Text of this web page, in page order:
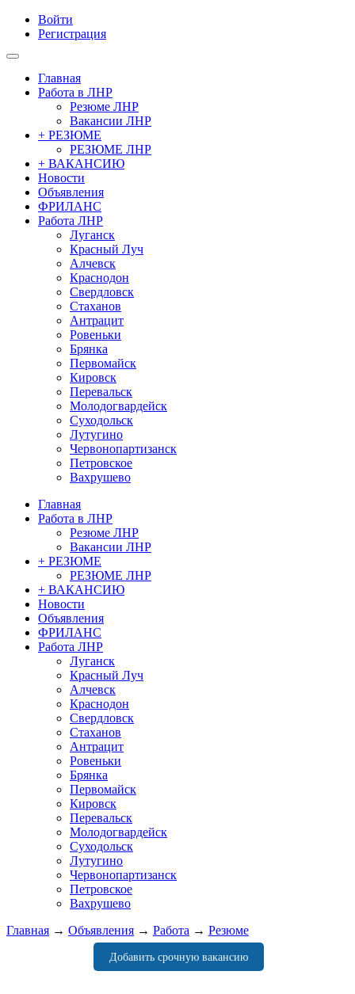
Войти
Регистрация
Главная
Работа в ЛНР
Резюме ЛНР
Вакансии ЛНР
+ РЕЗЮМЕ
РЕЗЮМЕ ЛНР
+ ВАКАНСИЮ
Новости
Объявления
ФРИЛАНС
Работа ЛНР
Луганск
Красный Луч
Алчевск
Краснодон
Свердловск
Стаханов
Антрацит
Ровеньки
Брянка
Первомайск
Кировск
Перевальск
Молодогвардейск
Суходольск
Лутугино
Червонопартизанск
Петровское
Вахрушево
Главная
Работа в ЛНР
Резюме ЛНР
Вакансии ЛНР
+ РЕЗЮМЕ
РЕЗЮМЕ ЛНР
+ ВАКАНСИЮ
Новости
Объявления
ФРИЛАНС
Работа ЛНР
Луганск
Красный Луч
Алчевск
Краснодон
Свердловск
Стаханов
Антрацит
Ровеньки
Брянка
Первомайск
Кировск
Перевальск
Молодогвардейск
Суходольск
Лутугино
Червонопартизанск
Петровское
Вахрушево
Главная → Объявления → Работа → Резюме
Добавить срочную вакансию